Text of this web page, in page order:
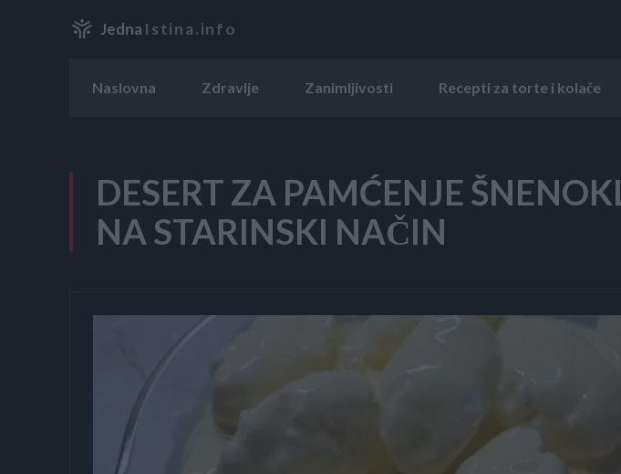
Jedna Istina.info
Naslovna Zdravlje Zanimljivosti Recepti za torte i kolače
DESERT ZA PAMĆENJE
NA STARINSKI NAČIN